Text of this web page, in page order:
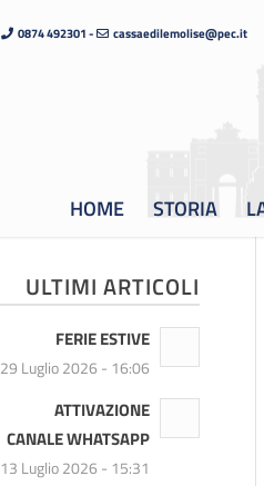
0874 492301 - cassaedilemolise@pec.it
HOME STORIA
ULTIMI ARTICOLI
FERIE ESTIVE
29 Luglio 2026 - 16:06
ATTIVAZIONE
CANALE WHATSAPP
13 Luglio 2026 - 15:31